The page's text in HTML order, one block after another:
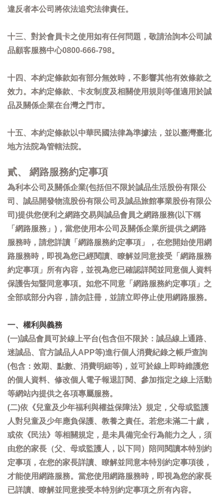
違反者本公司將依法追究法律責任。
十三、對於會員卡之使用如有任何問題，敬請洽詢本公司誠
品顧客服務中心0800-666-798。
十四、本約定條款如有部分無效時，不影響其他有效條款之
效力。本約定條款、卡友制度及相關使用規則等僅適用於誠
品及關係企業在台灣之門市。
十五、本約定條款以中華民國法律為準據法，並以臺灣臺北
地方法院為管轄法院。
貳、 網路服務約定事項
為利本公司及關係企業(包括但不限於誠品生活股份有限公
司、誠品開發物流股份有限公司及誠品旅館事業股份有限公
司)提供您便利之網路交易與誠品會員之網路服務(以下稱
「網路服務」)，當您使用本公司及關係企業所提供之網路
服務時，請您詳讀「網路服務約定事項」，在您開始使用網
路服務時，即視為您已經閱讀、瞭解並同意接受「網路服務
約定事項」所有內容，並視為您已確認詳閱並同意個人資料
保護告知暨同意事項。如您不同意「網路服務約定事項」之
全部或部分內容，請勿註冊，並請立即停止使用網路服務。
一、權利與義務
(一)誠品會員可於線上平台(包含但不限於：誠品線上通路、
迷誠品、官方誠品人APP等)進行個人消費紀錄之帳戶查詢
(包含：效期、點數、消費明細等)，並可於線上即時維護您
的個人資料、修改個人電子報退訂閱、參加指定之線上活動
等網站內提供之各項專屬服務。
(二)依《兒童及少年福利與權益保障法》規定，父母或監護
人對兒童及少年應負保護、教養之責任。若您未滿二十歲，
或依《民法》等相關規定，是未具備完全行為能力之人，須
由您的家長（父、母或監護人，以下同）陪同閱讀本特別約
定事項，在您的家長詳讀、瞭解並同意本特別約定事項後，
才能使用網路服務。當您使用網路服務時，即視為您的家長
已詳讀、瞭解並同意接受本特別約定事項之所有內容。